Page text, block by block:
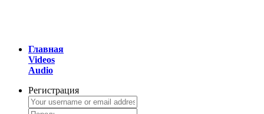
Главная
Videos
Audio
Регистрация